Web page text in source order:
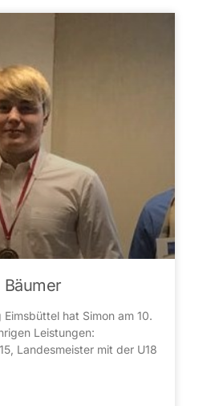
hat Simon am 10.
Leistungen:
Landesmeister mit der U18